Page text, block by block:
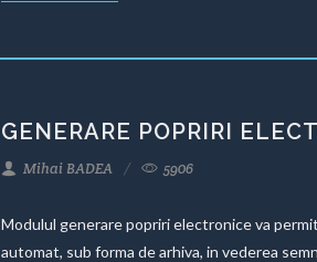
GENERARE POPRIRI
Mihai BADEA 5906
Modulul generare popriri electronice va
automat, sub forma de arhiva, in vederea